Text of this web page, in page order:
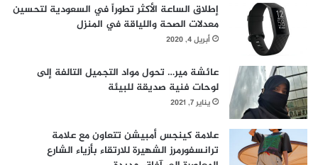
إطلاق الساعة الأكثر تطوراً في السعودية لتحسين
معدلات الصحة واللياقة في المنزل
أبريل 4, 2020
عائشة مير… تحول مواد التجميل التالفة إلى
لوحات فنية صديقة للبيئة
يناير 7, 2021
علامة كينجس أمبيشن تتعاون مع علامة
ترانسفورمرز الشهيرة للارتقاء بأزياء الشارع